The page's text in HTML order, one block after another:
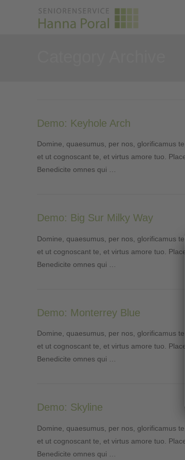
Demo: Keyhole Arch
Domine, quaesumus, per nos, glorificamus
et ut cognoscant te, et virtus amore tuo.
Benedicite omnes qui …
Demo: Big Sur Milky Way
Domine, quaesumus, per nos, glorificamus
et ut cognoscant te, et virtus amore tuo.
Benedicite omnes qui …
Demo: Monterrey Blue
Domine, quaesumus, per nos, glorificamus
et ut cognoscant te, et virtus amore tuo.
Benedicite omnes qui …
Demo: Skyline
Domine, quaesumus, per nos, glorificamus
et ut cognoscant te, et virtus amore tuo.
Benedicite omnes qui …